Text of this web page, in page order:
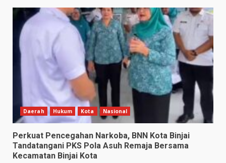
Daerah Hukum Kota Nasional
Perkuat Pencegahan Narkoba, BNN Kota Binjai
Tandatangani PKS Pola Asuh Remaja Bersama
Kecamatan Binjai Kota